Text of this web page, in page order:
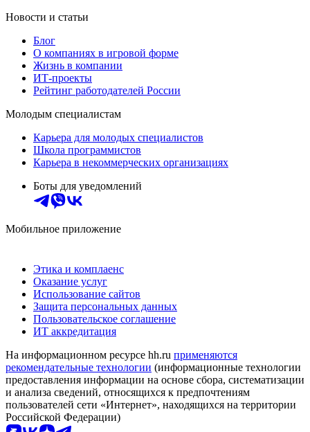
Новости и статьи
Блог
О компаниях в игровой форме
Жизнь в компании
ИТ-проекты
Рейтинг работодателей России
Молодым специалистам
Карьера для молодых специалистов
Школа программистов
Карьера в некоммерческих организациях
Боты для уведомлений
Мобильное приложение
Этика и комплаенс
Оказание услуг
Использование сайтов
Защита персональных данных
Пользовательское соглашение
ИТ аккредитация
На информационном ресурсе hh.ru применяются
рекомендательные технологии (информационные технологии
предоставления информации на основе сбора, систематизации
и анализа сведений, относящихся к предпочтениям
пользователей сети «Интернет», находящихся на территории
Российской Федерации)